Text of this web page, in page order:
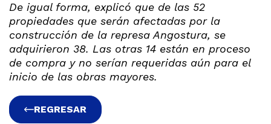
De igual forma, explicó que de las 52
propiedades que serán afectadas por la
construcción de la represa Angostura, se
adquirieron 38. Las otras 14 están en proceso
de compra y no serían requeridas aún para el
inicio de las obras mayores.
REGRESAR